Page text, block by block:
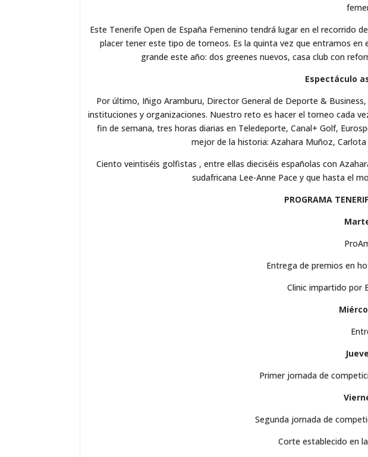
Este Tenerife Open de España Femenino tendrá lugar en el recorrido
placer tener este tipo de torneos. Es la quinta vez que entramos
grande este año: dos greenes nuevos, casa club con
Espectáculo
Por último, Iñigo Aramburu, Director General de Deporte &
instituciones y organizaciones. Nuestro reto es hacer el torneo cada
fin de semana, tres horas diarias en Teledeporte, Canal+ Golf,
mejor de la historia: Azahara Muñoz,
Ciento veintiséis golfistas , entre ellas dieciséis españolas con
sudafricana Lee-Anne Pace y que hasta el
PROGRAMA
Entrega de premios en
Clinic impartido por
Primer jornada de
Segunda jornada de
Corte establecido en